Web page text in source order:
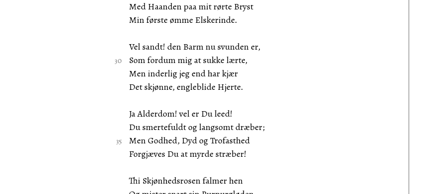
Med Haanden paa mit rørte Bryst
Min første ømme Elskerinde.
Vel sandt! den Barm nu svunden er,
Som fordum mig at sukke lærte,
Men inderlig jeg end har kjær
Det skjønne, engleblide Hjerte.
Ja Alderdom! vel er Du leed!
Du smertefuldt og langsomt dræber;
Men Godhed, Dyd og Trofasthed
Forgjæves Du at myrde stræber!
Thi Skjønhedsrosen falmer hen